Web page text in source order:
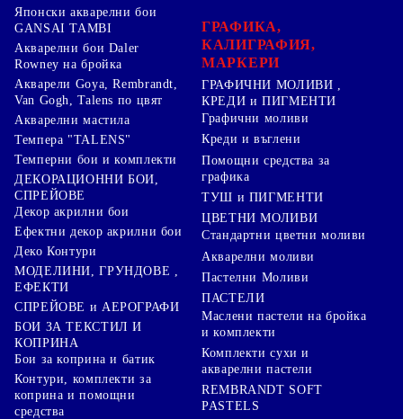
Японски акварелни бои
GANSAI TAMBI
Акварелни бои Daler
Rowney на бройка
Акварели Goya, Rembrandt,
Van Gogh, Talens по цвят
Акварелни мастила
Темпера "TALENS"
Темперни бои и комплекти
ДЕКОРАЦИОННИ БОИ,
СПРЕЙОВЕ
Декор акрилни бои
Ефектни декор акрилни бои
Деко Контури
МОДЕЛИНИ, ГРУНДОВЕ ,
ЕФЕКТИ
СПРЕЙОВЕ и АЕРОГРАФИ
БОИ ЗА ТЕКСТИЛ И
КОПРИНА
Бои за коприна и батик
Контури, комплекти за
коприна и помощни
средства
ГРАФИКА,
КАЛИГРАФИЯ,
МАРКЕРИ
ГРАФИЧНИ МОЛИВИ ,
КРЕДИ и ПИГМЕНТИ
Графични моливи
Креди и въглени
Помощни средства за
графика
ТУШ и ПИГМЕНТИ
ЦВЕТНИ МОЛИВИ
Стандартни цветни моливи
Акварелни моливи
Пастелни Моливи
ПАСТЕЛИ
Маслени пастели на бройка
и комплекти
Комплекти сухи и
акварелни пастели
REMBRANDT SOFT
PASTELS